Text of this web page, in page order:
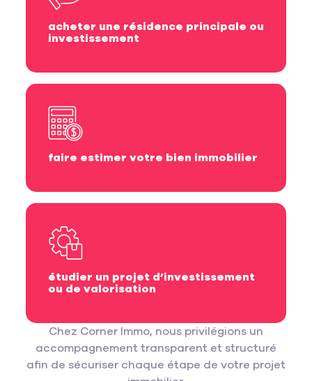
acheter une résidence principale ou
investissement
faire estimer votre bien immobilier
étudier un projet d’investissement
ou de valorisation
Chez Corner Immo, nous privilégions un
accompagnement transparent et structuré
afin de sécuriser chaque étape de votre projet